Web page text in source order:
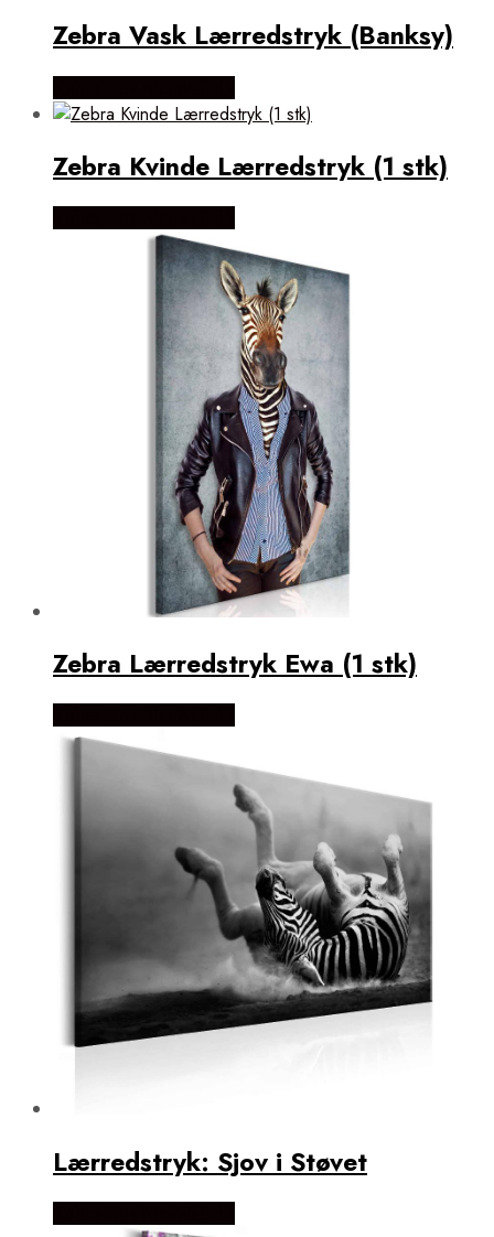
Zebra Vask Lærredstryk (Banksy)
Zebra Kvinde Lærredstryk (1 stk)
Zebra Lærredstryk Ewa (1 stk)
Lærredstryk: Sjov i Støvet